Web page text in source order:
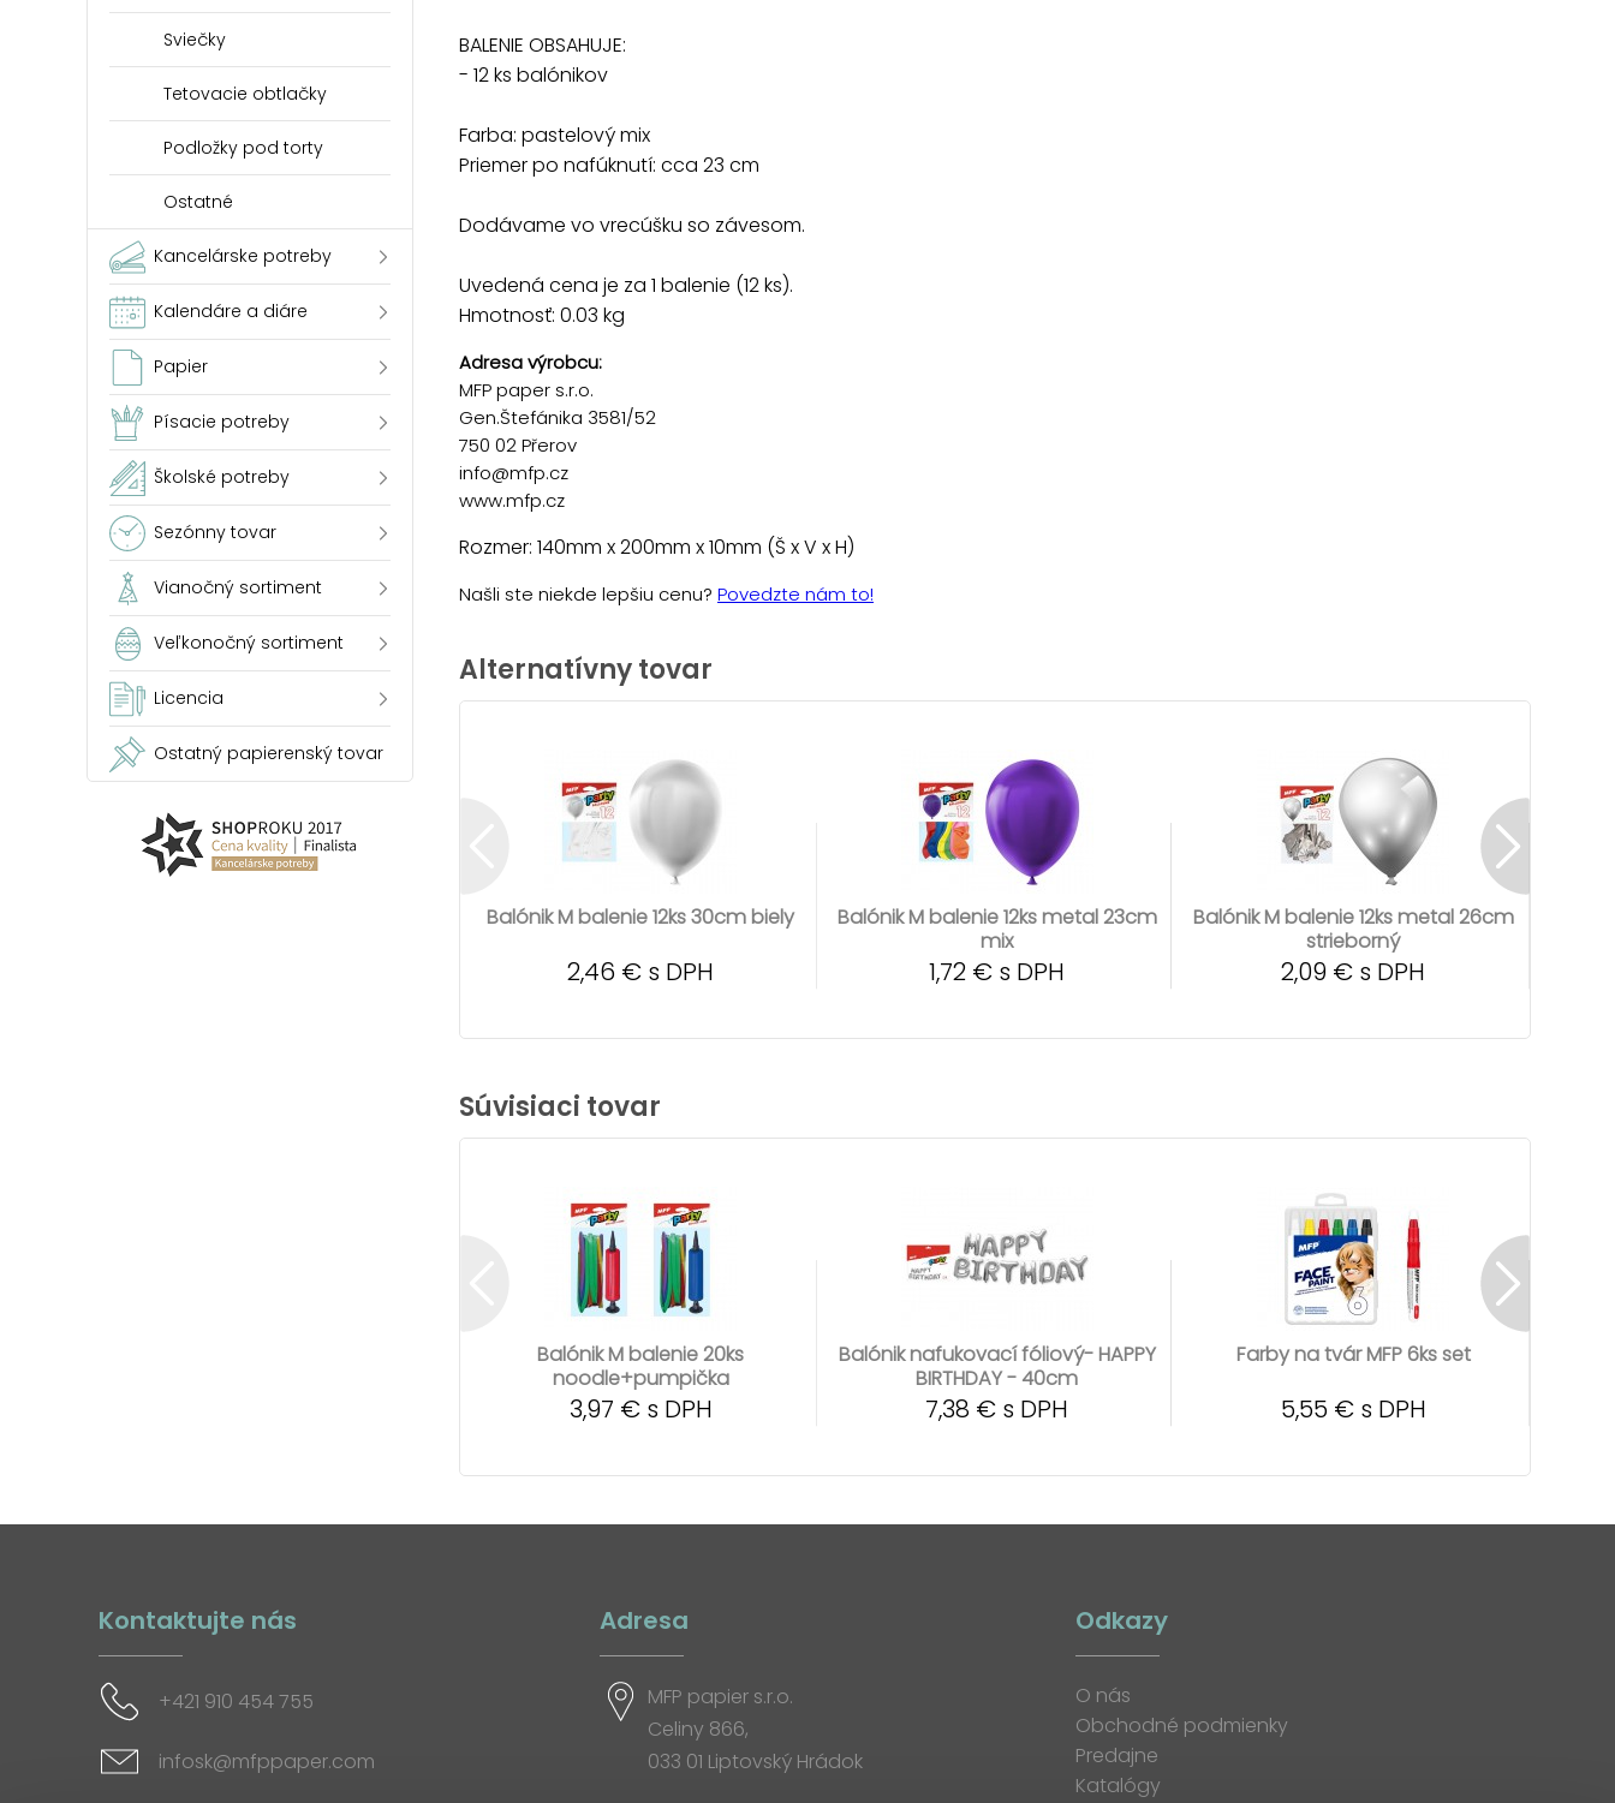
Sviečky
Tetovacie obtlačky
Podložky pod torty
Ostatné
Kancelárske potreby
Kalendáre a diáre
Papier
Písacie potreby
Školské potreby
Sezónny tovar
Vianočný sortiment
Veľkonočný sortiment
Licencia
Ostatný papierenský tovar
BALENIE OBSAHUJE:
- 12 ks balónikov
Farba: pastelový mix
Priemer po nafúknutí: cca 23 cm
Dodávame vo vrecúšku so závesom.
Uvedená cena je za 1 balenie (12 ks).
Hmotnosť: 0.03 kg
Adresa výrobcu:
MFP paper s.r.o.
Gen.Štefánika 3581/52
750 02 Přerov
info@mfp.cz
www.mfp.cz
Rozmer: 140mm x 200mm x 10mm (Š x V x H)
Našli ste niekde lepšiu cenu? Povedzte nám to!
Alternatívny tovar
Balónik M balenie 12ks 30cm biely
2,46 € s DPH
Balónik M balenie 12ks metal 23cm
mix
1,72 € s DPH
Balónik M balenie 12ks metal 26cm
strieborný
2,09 € s DPH
Súvisiaci tovar
Balónik M balenie 20ks
noodle+pumpička
3,97 € s DPH
Balónik nafukovací fóliový- HAPPY
BIRTHDAY - 40cm
7,38 € s DPH
Farby na tvár MFP 6ks set
5,55 € s DPH
Kontaktujte nás
+421 910 454 755
infosk@mfppaper.com
Adresa
MFP papier s.r.o.
Celiny 866,
033 01 Liptovský Hrádok
Odkazy
O nás
Obchodné podmienky
Predajne
Katalógy